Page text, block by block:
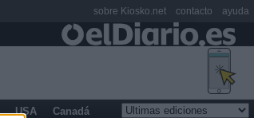
USA Canadá
sobre Kiosko.net contacto ayuda